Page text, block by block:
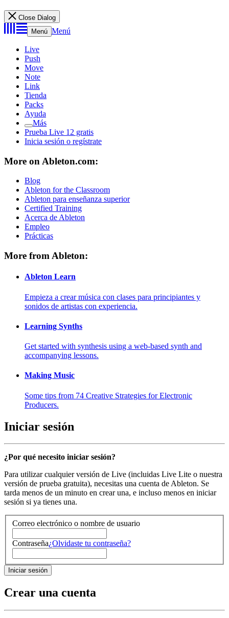
Close Dialog
Menú Menú
Live
Push
Move
Note
Link
Tienda
Packs
Ayuda
Más
Prueba Live 12 gratis
Inicia sesión o regístrate
More on Ableton.com:
Blog
Ableton for the Classroom
Ableton para enseñanza superior
Certified Training
Acerca de Ableton
Empleo
Prácticas
More from Ableton:
Ableton Learn
Empieza a crear música con clases para principiantes y
sonidos de artistas con experiencia.
Learning Synths
Get started with synthesis using a web-based synth and
accompanying lessons.
Making Music
Some tips from 74 Creative Strategies for Electronic
Producers.
Iniciar sesión
¿Por qué necesito iniciar sesión?
Para utilizar cualquier versión de Live (incluidas Live Lite o nuestra
versión de prueba gratuita), necesitas una cuenta de Ableton. Se
tarda menos de un minuto en crear una, e incluso menos en iniciar
sesión si ya tienes una.
Correo electrónico o nombre de usuario
Contraseña¿Olvidaste tu contraseña?
Crear una cuenta